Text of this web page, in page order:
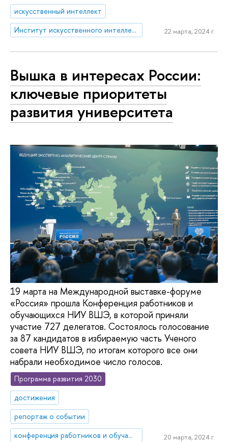
искусственный интеллект
Институт искусственного интеллекта и цифровых наук
22 марта, 2024 г.
Вышка в интересах России:
ключевые приоритеты
развития университета
19 марта на Международной выставке-форуме
«Россия» прошла Конференция работников и
обучающихся НИУ ВШЭ, в которой приняли
участие 727 делегатов. Состоялось голосование
за 87 кандидатов в избираемую часть Ученого
совета НИУ ВШЭ, по итогам которого все они
набрали необходимое число голосов.
Программа развития 2030
достижения
репортаж о событии
конференция работников и обучающихся НИУ ВШЭ
20 марта, 2024 г.